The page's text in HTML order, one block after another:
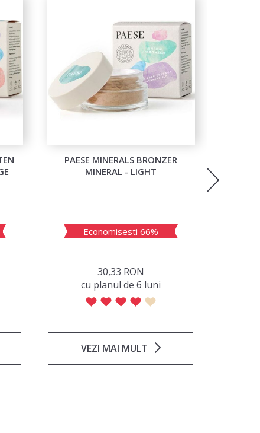
PAESE MINERALS BRONZER
MINERAL - LIGHT
VEZI MAI MULT
Economisesti 66%
30,33 RON
сu planul de 6 luni